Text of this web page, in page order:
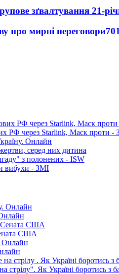
зґвалтування 21-
про мирні переговори
РФ через Starlink, Маск проти -
Онлайн
серед них дитина
з полонених - ISW
вибухи - ЗМІ
США
стрілу". Як Україні боротись з